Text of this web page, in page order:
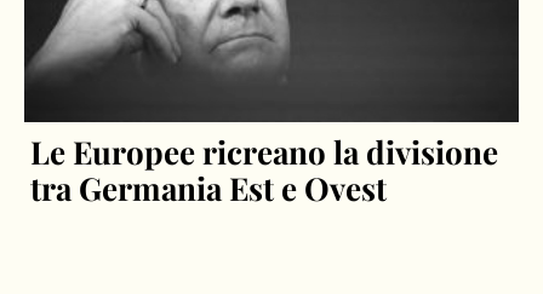
Le Europee ricreano la divisione
tra Germania Est e Ovest